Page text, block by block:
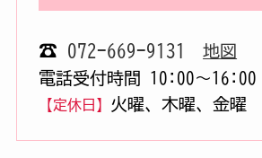
☎ 072-669-9131
地図
電話受付時間 10:00〜16:00
【定休日】 火曜、木曜、金曜